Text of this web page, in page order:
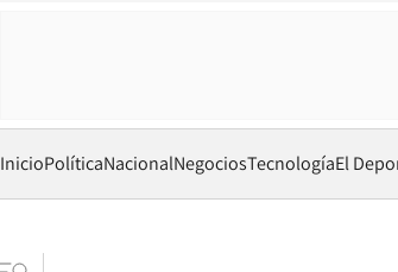
InicioPolíticaNacionalNegociosTecnologíaEl